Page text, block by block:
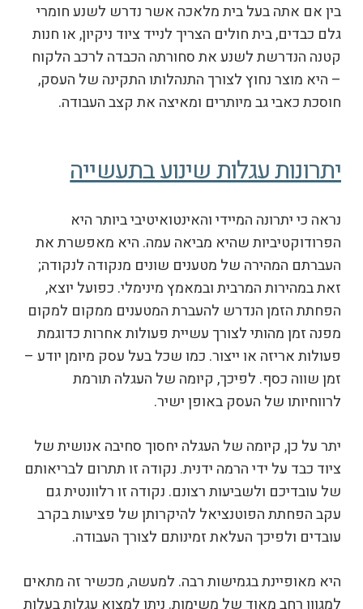
בין אם אתה בעל בית מלאכה אשר נדרש לשנע חומרי
גלם כבדים, בית חולים הצריך לנייד ציוד ניקיון, או חנות
קטנה הנדרשת לשנע את סחורתה הכבדה לרכב הלקוח
– היא מוצר נחוץ לצורך התנהלותו התקינה של העסק,
חוסכת כאבי גב מיותרים ומאיצה את קצב העבודה.
יתרונות עגלות שינוע בתעשייה
נראה כי יתרונה המיידי והאינטואיטיבי ביותר היא
הפרודוקטיביות שהיא מביאה עמה. היא מאפשרת את
העברתם המהירה של מטענים שונים מנקודה לנקודה;
זאת במהירות המרבית ובמאמץ מינימלי. כפועל יוצא,
הפחתת הזמן הנדרש להעברת המטענים ממקום למקום
מפנה זמן מהותי לצורך עשיית פעולות אחרות כדוגמת
פעולות אריזה או ייצור. כמו שכל בעל עסק מיומן יודע –
זמן שווה כסף. לפיכך, קיומה של העגלה תורמת
לרווחיותו של העסק באופן ישיר.
יתר על כן, קיומה של העגלה יחסוך סחיבה אנושית של
ציוד כבד על ידי הרמה ידנית. נקודה זו תתרום לבריאותם
של עובדיכם ולשביעות רצונם. נקודה זו רלוונטית גם
עקב הפחתת הפוטנציאל להיקרותן של פציעות בקרב
עובדים ולפיכך העלאת זמינותם לצורך העבודה.
היא מאופיינת בגמישות רבה. למעשה, מכשיר זה מתאים